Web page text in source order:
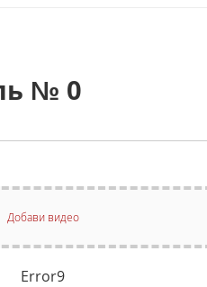
№ 0
Добави видео
Error9